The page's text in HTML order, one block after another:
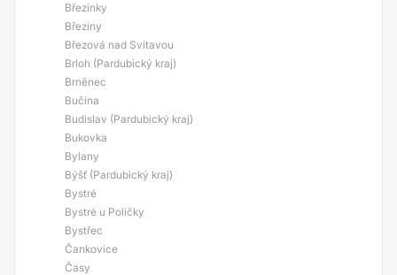
Březinky
Březiny
Březová nad Svitavou
Brloh (Pardubický kraj)
Brněnec
Bučina
Budislav (Pardubický kraj)
Bukovka
Bylany
Býšť (Pardubický kraj)
Bystré
Bystré u Poličky
Bystřec
Čankovice
Časy